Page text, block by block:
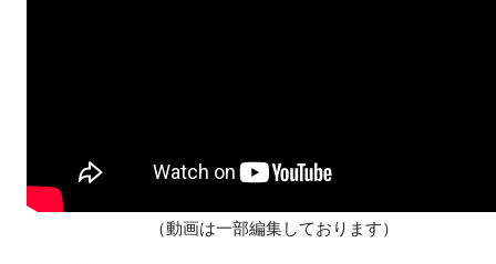
（動画は一部編集しております）